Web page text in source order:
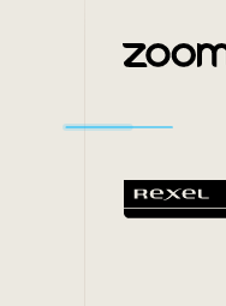
Upskilling & reskilling